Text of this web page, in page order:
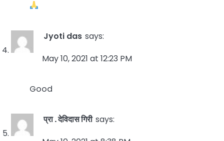
Jyoti das says:
May 10, 2021 at 12:23 PM
Good
प्रा . देविदास गिरी says: